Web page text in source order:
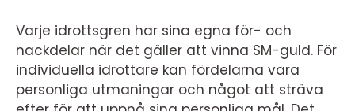
Varje idrottsgren har sina egna för- och
nackdelar när det gäller att vinna SM-guld. För
individuella idrottare kan fördelarna vara
personliga utmaningar och något att sträva